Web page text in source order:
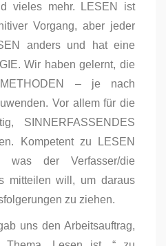
vieles mehr. LESEN ist
Vorgang, aber jeder
anders und hat eine
Wir haben gelernt, die
– je nach
Vor allem für die
SINNERFASSENDES
Kompetent zu LESEN
was der Verfasser/die
mitteilen will, um daraus
zu ziehen.
uns den Arbeitsauftrag,